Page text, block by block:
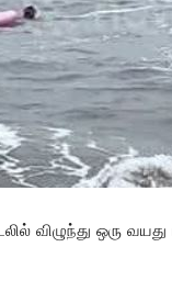
விழுந்து ஒரு